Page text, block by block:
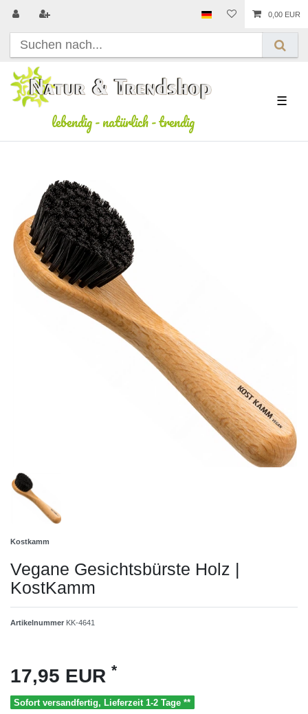
0,00 EUR
lebendig-natürlich-trendig
☰
Kostkamm
Vegane Gesichtsbürste Holz |
KostKamm
Artikelnummer KK-4641
17,95 EUR *
Sofort versandfertig, Lieferzeit 1-2 Tage **